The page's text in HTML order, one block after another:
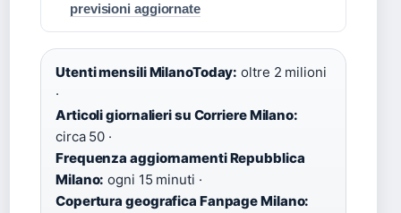
previsioni aggiornate
Utenti mensili MilanoToday: oltre 2 milioni
·
Articoli giornalieri su Corriere Milano:
circa 50 ·
Frequenza aggiornamenti Repubblica
Milano: ogni 15 minuti ·
Copertura geografica Fanpage Milano: